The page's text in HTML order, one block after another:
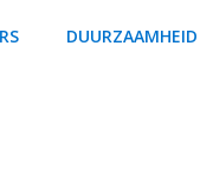
DUURZAAMHEID